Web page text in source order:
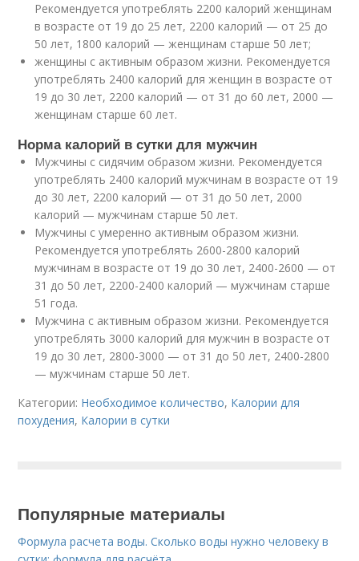
Рекомендуется употреблять 2200 калорий женщинам
в возрасте от 19 до 25 лет, 2200 калорий — от 25 до
50 лет, 1800 калорий — женщинам старше 50 лет;
женщины с активным образом жизни. Рекомендуется
употреблять 2400 калорий для женщин в возрасте от
19 до 30 лет, 2200 калорий — от 31 до 60 лет, 2000 —
женщинам старше 60 лет.
Норма калорий в сутки для мужчин
Мужчины с сидячим образом жизни. Рекомендуется
употреблять 2400 калорий мужчинам в возрасте от 19
до 30 лет, 2200 калорий — от 31 до 50 лет, 2000
калорий — мужчинам старше 50 лет.
Мужчины с умеренно активным образом жизни.
Рекомендуется употреблять 2600-2800 калорий
мужчинам в возрасте от 19 до 30 лет, 2400-2600 — от
31 до 50 лет, 2200-2400 калорий — мужчинам старше
51 года.
Мужчина с активным образом жизни. Рекомендуется
употреблять 3000 калорий для мужчин в возрасте от
19 до 30 лет, 2800-3000 — от 31 до 50 лет, 2400-2800
— мужчинам старше 50 лет.
Категории: Необходимое количество, Калории для
похудения, Калории в сутки
Популярные материалы
Формула расчета воды. Сколько воды нужно человеку в